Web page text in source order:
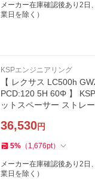
メーカー在庫確認後あり2日
業日を除く）
KSPエンジニアリング
【 レクサス LC500h
PCD:120 5H 60Φ 】
ットスペーサー ストレ
36,530円
5% （ 1,676pt）
メーカー在庫確認後あり2日
業日を除く）